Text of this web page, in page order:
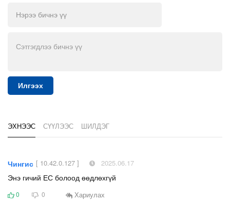
Илгээх
ЭХНЭЭС СҮҮЛЭЭС ШИЛДЭГ
Чингис [ 10.42.0.127 ] 2025.06.17
Энэ гичий ЕС болоод өөдлөхгүй
0 0 Хариулах